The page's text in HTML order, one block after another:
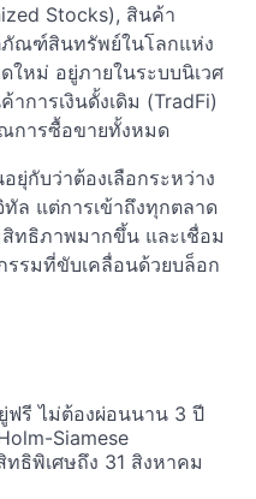
Stocks), สินค้า
ณฑ์สินทรัพย์ในโลกแห่ง
ใหม่ อยู่ภายในระบบนิเวศ
การเงินดั้งเดิม (TradFi)
การซื้อขายทั้งหมด
ยุ่กับว่าต้องเลือกระหว่าง
ล แต่การเข้าถึงทุกตลาด
ทธิภาพมากขึ้น และเชื่อม
รมที่ขับเคลื่อนด้วยบล็อก
ฟรี ไม่ต้องผ่อนนาน 3 ปี
Siamese
ธิพิเศษถึง 31 สิงหาคม